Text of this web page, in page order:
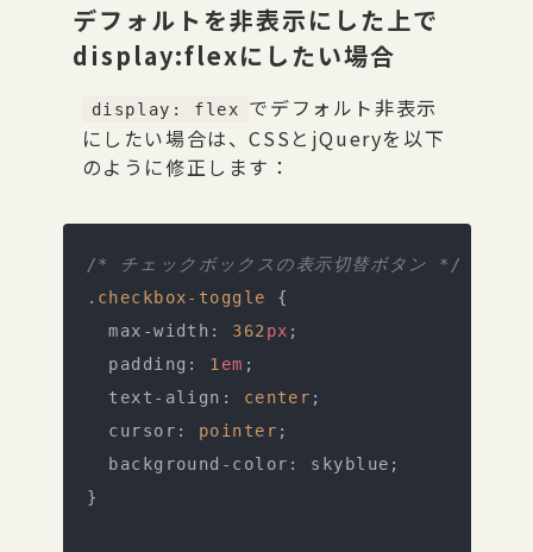
デフォルトを非表示にした上で
display:flexにしたい場合
display: flex
でデフォルト非表示
にしたい場合は、CSSとjQueryを以下
のように修正します：
/* チェックボックスの表示切替ボタン */
.checkbox-toggle {
  max-width:
362 px ;
  padding:
1 em ;
  text-align:
center ;
  cursor:
pointer ;
  background-color: skyblue;
}